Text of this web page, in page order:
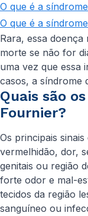
O que é a
O que é a
Rara, essa
morte se não for
uma vez que essa
casos, a síndrome
Quais são
Fournier?
Os principais
vermelhidão, dor,
genitais ou região
forte odor e mal-
tecidos da região
sanguíneo ou